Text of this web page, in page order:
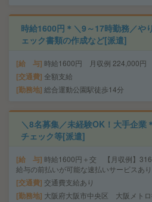
時給1600円＊＼9～17時勤務／や
ェック書類の作成など[派遣]
給 与 時給1600円 月収例 224,000円
交通費 全額支給
勤務地 総合運動公園駅徒歩14分
＼8名募集／未経験OK！大手企業
チェック等[派遣]
給 与 時給1600円＋交 【月収例】
給与の前払いが可能な速払いサービスあり
交通費 交通費支給あり
勤務地 大阪府大阪市中央区 大阪メト